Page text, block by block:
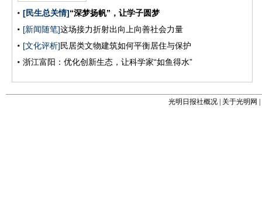
光明日报社概况 关于光明网